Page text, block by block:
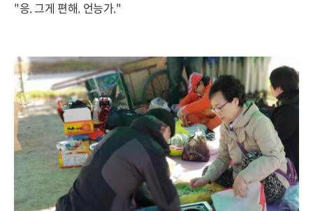
"응. 그게 편해. 언능가."